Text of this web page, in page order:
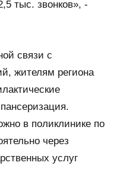
тыс. звонков», -
связи с
жителям региона
в поликлинике по
через
услуг